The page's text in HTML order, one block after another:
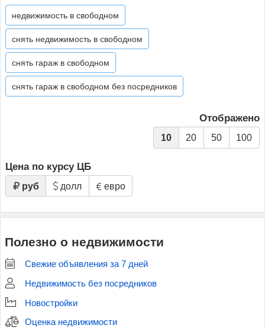
недвижимость в свободном
снять недвижимость в свободном
снять гараж в свободном
снять гараж в свободном без посредников
Отображено
10 20 50 100
Цена по курсу ЦБ
руб долл евро
Полезно о недвижимости
Свежие объявления за 7 дней
Недвижимость без посредников
Новостройки
Оценка недвижимости